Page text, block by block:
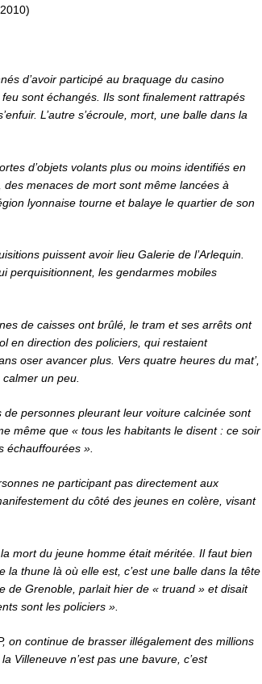
d’avoir participé au braquage du casino
sont échangés. Ils sont finalement rattrapés
L’autre s’écroule, mort, une balle dans la
d’objets volants plus ou moins identifiés en
des menaces de mort sont même lancées à
lyonnaise tourne et balaye le quartier de son
puissent avoir lieu Galerie de l’Arlequin.
perquisitionnent, les gendarmes mobiles
de caisses ont brûlé, le tram et ses arrêts ont
en direction des policiers, qui restaient
oser avancer plus. Vers quatre heures du mat’,
un peu.
personnes pleurant leur voiture calcinée sont
même que « tous les habitants le disent : ce soir
échauffourées ».
ne participant pas directement aux
du côté des jeunes en colère, visant
mort du jeune homme était méritée. Il faut bien
thune là où elle est, c’est une balle dans la tête
de Grenoble, parlait hier de « truand » et disait
sont les policiers ».
on continue de brasser illégalement des millions
Villeneuve n’est pas une bavure, c’est